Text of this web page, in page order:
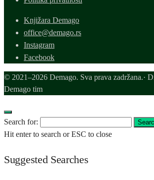
Knjižara Demago
office@demago.rs
Instagram
Facebook
© 2021–2026 Demago. Sva prava zadržana.·
Demago tim
Search for:
Hit enter to search or ESC to close
Suggested Searches